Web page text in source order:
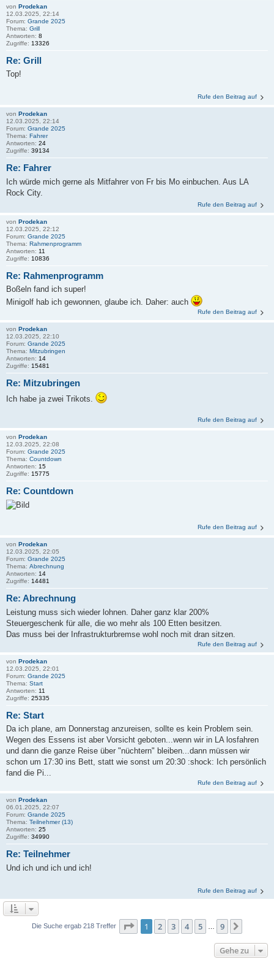
von Prodekan
12.03.2025, 22:14
Forum: Grande 2025
Thema: Grill
Antworten: 8
Zugriffe: 13326
Re: Grill
Top!
Rufe den Beitrag auf
von Prodekan
12.03.2025, 22:14
Forum: Grande 2025
Thema: Fahrer
Antworten: 24
Zugriffe: 39134
Re: Fahrer
Ich würde mich gerne als Mitfahrer von Fr bis Mo einbuchen. Aus LA
Rock City.
Rufe den Beitrag auf
von Prodekan
12.03.2025, 22:12
Forum: Grande 2025
Thema: Rahmenprogramm
Antworten: 11
Zugriffe: 10836
Re: Rahmenprogramm
Boßeln fand ich super!
Minigolf hab ich gewonnen, glaube ich. Daher: auch
Rufe den Beitrag auf
von Prodekan
12.03.2025, 22:10
Forum: Grande 2025
Thema: Mitzubringen
Antworten: 14
Zugriffe: 15481
Re: Mitzubringen
Ich habe ja zwei Trikots.
Rufe den Beitrag auf
von Prodekan
12.03.2025, 22:08
Forum: Grande 2025
Thema: Countdown
Antworten: 15
Zugriffe: 15775
Re: Countdown
Rufe den Beitrag auf
von Prodekan
12.03.2025, 22:05
Forum: Grande 2025
Thema: Abrechnung
Antworten: 14
Zugriffe: 14481
Re: Abrechnung
Leistung muss sich wieder lohnen. Daher ganz klar 200%
Steuergeschenk für alle, die wo mehr als 100 Etten besitzen.
Das muss bei der Infrastrukturbremse wohl noch mit dran sitzen.
Rufe den Beitrag auf
von Prodekan
12.03.2025, 22:01
Forum: Grande 2025
Thema: Start
Antworten: 11
Zugriffe: 25335
Re: Start
Da ich plane, am Donnerstag anzureisen, sollte es kein Problem sein.
Wegen des Essens ist aber Vorsicht geboten...wenn wir in LA losfahren
und dann die ganze Reise über "nüchtern" bleiben...dann müssen wir
schon um 17:30 ins Bett, statt wie sonst um 20:30 :shock: Ich persönlich
fand die Pi...
Rufe den Beitrag auf
von Prodekan
06.01.2025, 22:07
Forum: Grande 2025
Thema: Teilnehmer (13)
Antworten: 25
Zugriffe: 34990
Re: Teilnehmer
Und ich und ich und ich!
Rufe den Beitrag auf
Die Suche ergab 218 Treffer Seite 1von
1 2 3 4 5 9
Gehe zu